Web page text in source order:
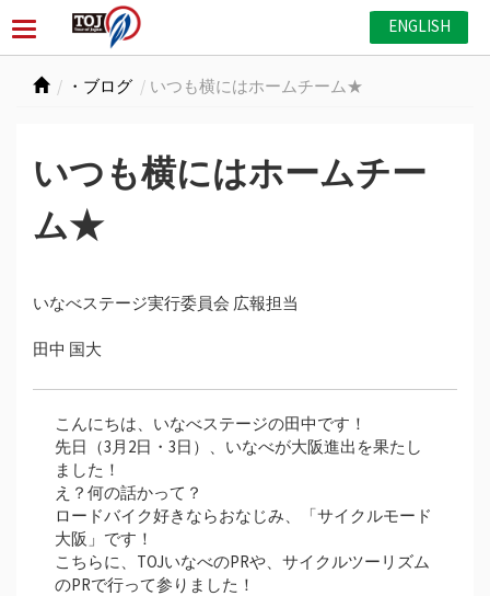
ENGLISH
・ブログ いつも横にはホームチーム★
いつも横にはホームチー
ム★
いなべステージ実行委員会 広報担当
田中 国大
こんにちは、いなべステージの田中です！
先日（3月2日・3日）、いなべが大阪進出を果たし
ました！
え？何の話かって？
ロードバイク好きならおなじみ、「サイクルモード
大阪」です！
こちらに、TOJいなべのPRや、サイクルツーリズム
のPRで行って参りました！